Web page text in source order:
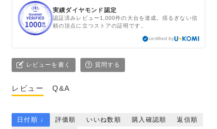
実績ダイヤモンド認定
認証済みレビュー1,000件の大台を達成。揺るぎない信
頼の頂点に立つストアの証明です。
certified by
レビューを書く 質問する
レビュー Q&A
日付順 ↓ 評価順 いいね数順 購入確認順
返信順